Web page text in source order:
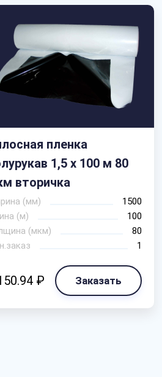
пленка
1,5 х 100 м 80
вторичка
(мм)
1500
(м)
100
(мкм)
80
1
₽ Заказать